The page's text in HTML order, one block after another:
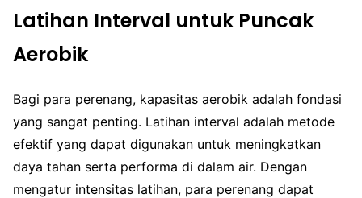
Latihan Interval untuk Puncak
Aerobik
Bagi para perenang, kapasitas aerobik adalah fondasi
yang sangat penting. Latihan interval adalah metode
efektif yang dapat digunakan untuk meningkatkan
daya tahan serta performa di dalam air. Dengan
mengatur intensitas latihan, para perenang dapat